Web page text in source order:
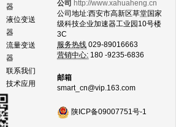
器
液位变送
器
流量变送
器
联系我们
技术应用
公司 http://www.xahuaheng.cn
公司地址:西安市高新区草堂国家
级科技企业加速器工业园10号楼
3C
服务热线 029-89016663
营销中心: 180 -9235-6836
邮箱
smart_cn@vip.163.com
陕ICP备09007751号-1